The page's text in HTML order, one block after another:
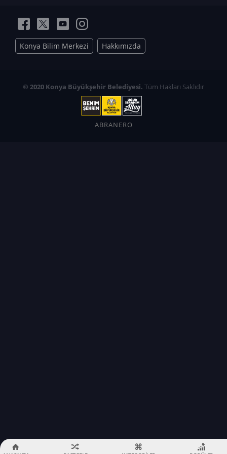
Konya Bilim Merkezi Hakkımızda
© 2020 Konya Büyükşehir Belediyesi. Tüm Hakları Saklıdır
ABRANERO